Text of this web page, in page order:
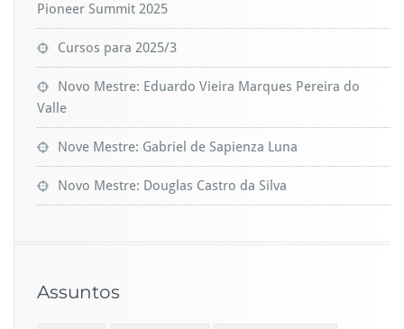
Pioneer Summit 2025
Cursos para 2025/3
Novo Mestre: Eduardo Vieira Marques Pereira do
Valle
Nove Mestre: Gabriel de Sapienza Luna
Novo Mestre: Douglas Castro da Silva
Assuntos